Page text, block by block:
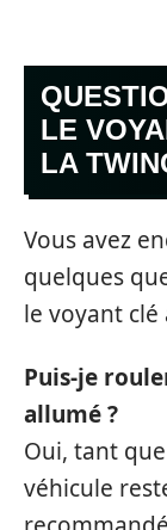
LE
LA
Vous avez
quelques
le voyant
Puis-je
allumé ?
Oui, tant
véhicule